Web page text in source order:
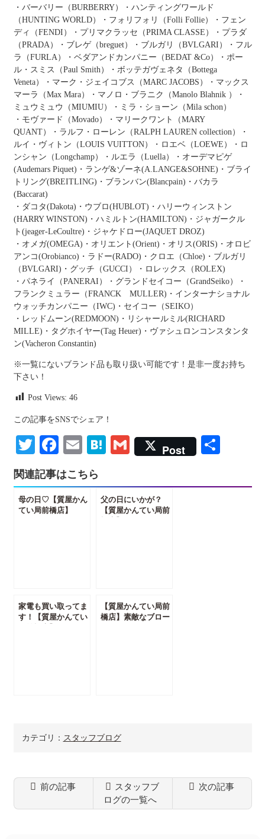
・バーバリー（BURBERRY）・ハンティングワールド
（HUNTING WORLD）・フォリフォリ（Folli Follie）・フェン
ディ（FENDI）・プリマクラッセ（PRIMA CLASSE）・プラダ
（PRADA）・ブレゲ（breguet）・ブルガリ（BVLGARI）・フル
ラ（FURLA）・ベダアンドカンパニー（BEDAT &Co）・ポー
ル・スミス（Paul Smith）・ボッテガヴェネタ（Bottega
Veneta）・マーク・ジェイコブス（MARC JACOBS）・マックス
マーラ（Max Mara）・マノロ・ブラニク（Manolo Blahnik ）・
ミュウミュウ（MIUMIU）・ミラ・ショーン（Mila schon）
・モヴァード（Movado）・マリークワント（MARY
QUANT）・ラルフ・ローレン（RALPH LAUREN collection）・
ルイ・ヴィトン（LOUIS VUITTON）・ロエベ（LOEWE）・ロ
ンシャン（Longchamp）・ルエラ（Luella）・オーデマピゲ
(Audemars Piquet)・ランゲ&ゾーネ(A.LANGE&SOHNE)・ブライ
トリング(BREITLING)・ブランバン(Blancpain)・バカラ
(Baccarat)
・ダコタ(Dakota)・ウブロ(HUBLOT)・ハリーウィンストン
(HARRY WINSTON)・ハミルトン(HAMILTON)・ジャガークル
ト(jeager-LeCoultre)・ジャケドロー(JAQUET DROZ)
・オメガ(OMEGA)・オリエント(Orient)・オリス(ORIS)・オロビ
アンコ(Orobianco)・ラドー(RADO)・クロエ（Chloe)・ブルガリ
（BVLGARI)・グッチ（GUCCI）・ロレックス（ROLEX)
・パネライ（PANERAI）・グランドセイコー（GrandSeiko）・
フランクミュラー（FRANCK MULLER)・インターナショナル
ウォッチカンパニー（IWC)・セイコー（SEIKO）
・レッドムーン(REDMOON)・リシャールミル(RICHARD
MILLE)・タグホイヤー(Tag Heuer)・ヴァシュロンコンスタンタ
ン(Vacheron Constantin)
※一覧にないブランド品も取り扱い可能です！是非一度お持ち
下さい！
Post Views: 46
この記事をSNSでシェア！
TwitterFacebook
EmailHatenaGmail
Post
関連記事はこちら
母の日♡【質屋かん
てい局前橋店】
父の日にいかが？
【質屋かんてい局前
家電も買い取ってま
す！【質屋かんてい
【質屋かんてい局前
橋店】素敵なブロー
カテゴリ： スタッフブログ
前の記事
スタッフブ
ログの一覧へ
次の記事